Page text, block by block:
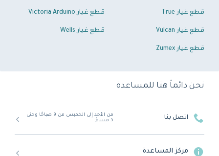
قطع غيار True قطع غيار Victoria Arduino
قطع غيار Vulcan قطع غيار Wells
قطع غيار Zumex
نحن دائماً هنا للمساعدة
اتصل بنا
من الأحد إلى الخميس من 9 صباحًا وحتى
5 مساءً
مركز المساعدة